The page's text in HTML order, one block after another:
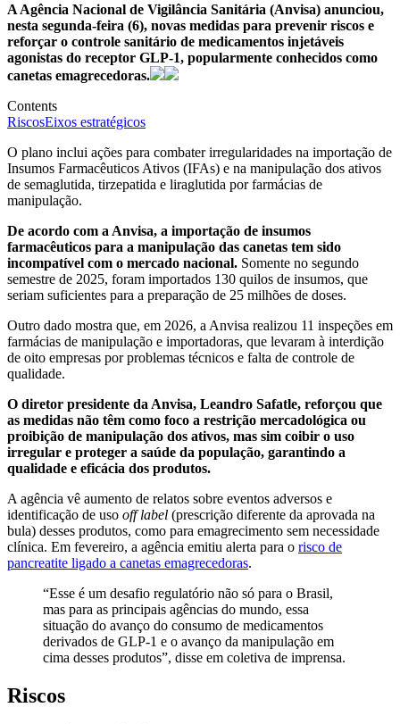
A Agência Nacional de Vigilância Sanitária (Anvisa) anunciou,
nesta segunda-feira (6), novas medidas para prevenir riscos e
reforçar o controle sanitário de medicamentos injetáveis
agonistas do receptor GLP‑1, popularmente conhecidos como
canetas emagrecedoras.
Contents
RiscosEixos estratégicos
O plano inclui ações para combater irregularidades na importação de
Insumos Farmacêuticos Ativos (IFAs) e na manipulação dos ativos
de semaglutida, tirzepatida e liraglutida por farmácias de
manipulação.
De acordo com a Anvisa, a importação de insumos
farmacêuticos para a manipulação das canetas tem sido
incompatível com o mercado nacional. Somente no segundo
semestre de 2025, foram importados 130 quilos de insumos, que
seriam suficientes para a preparação de 25 milhões de doses.
Outro dado mostra que, em 2026, a Anvisa realizou 11 inspeções em
farmácias de manipulação e importadoras, que levaram à interdição
de oito empresas por problemas técnicos e falta de controle de
qualidade.
O diretor presidente da Anvisa, Leandro Safatle, reforçou que
as medidas não têm como foco a restrição mercadológica ou
proibição de manipulação dos ativos, mas sim coibir o uso
irregular e proteger a saúde da população, garantindo a
qualidade e eficácia dos produtos.
A agência vê aumento de relatos sobre eventos adversos e
identificação de uso off label (prescrição diferente da aprovada na
bula) desses produtos, como para emagrecimento sem necessidade
clínica. Em fevereiro, a agência emitiu alerta para o risco de
pancreatite ligado a canetas emagrecedoras.
“Esse é um desafio regulatório não só para o Brasil,
mas para as principais agências do mundo, essa
situação do avanço do consumo de medicamentos
derivados de GLP-1 e o avanço da manipulação em
cima desses produtos”, disse em coletiva de imprensa.
Riscos